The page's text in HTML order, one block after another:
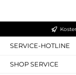
SERVICE-HOTLINE
SHOP SERVICE